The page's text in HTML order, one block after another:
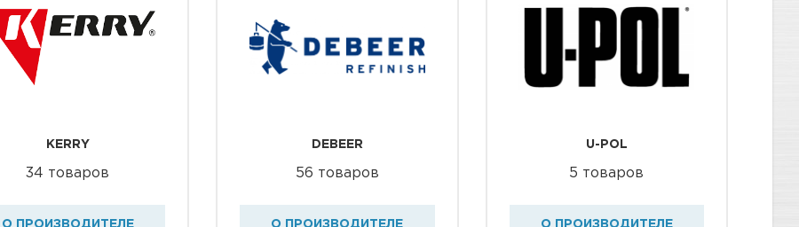
KERRY
34 товаров
О ПРОИЗВОДИТЕЛЕ
DEBEER
56 товаров
О ПРОИЗВОДИТЕЛЕ
U-POL
5 товаров
О ПРОИЗВОДИТЕЛЕ